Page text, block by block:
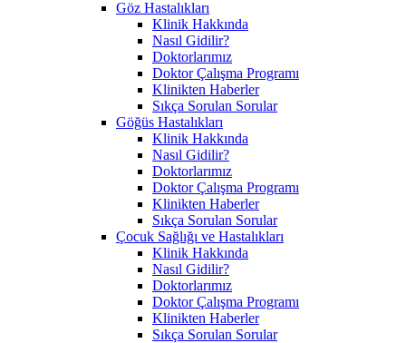
Göz Hastalıkları
Klinik Hakkında
Nasıl Gidilir?
Doktorlarımız
Doktor Çalışma Programı
Klinikten Haberler
Sıkça Sorulan Sorular
Göğüs Hastalıkları
Klinik Hakkında
Nasıl Gidilir?
Doktorlarımız
Doktor Çalışma Programı
Klinikten Haberler
Sıkça Sorulan Sorular
Çocuk Sağlığı ve Hastalıkları
Klinik Hakkında
Nasıl Gidilir?
Doktorlarımız
Doktor Çalışma Programı
Klinikten Haberler
Sıkça Sorulan Sorular